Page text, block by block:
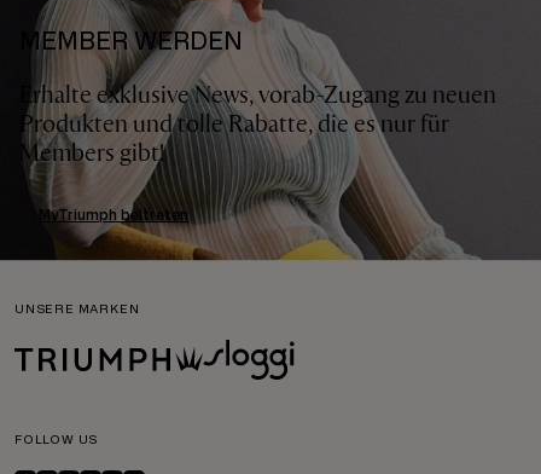
MEMBER WERDEN
Erhalte exklusive News, vorab-Zugang zu neuen
Produkten und tolle Rabatte, die es nur für
Members gibt!
MyTriumph beitreten
UNSERE MARKEN
FOLLOW US